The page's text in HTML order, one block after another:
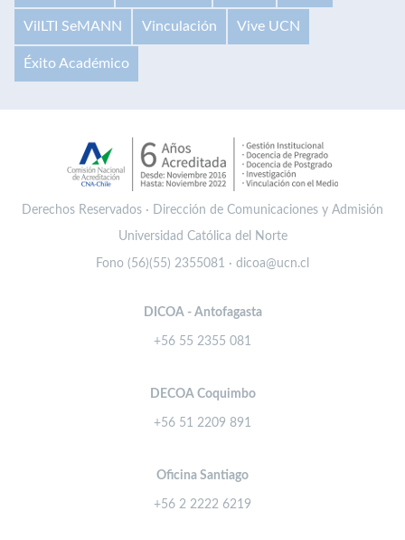
VilLTI SeMANN Vinculación Vive UCN
Éxito Académico
Derechos Reservados · Dirección de Comunicaciones y Admisión
Universidad Católica del Norte
Fono (56)(55) 2355081 · dicoa@ucn.cl
DICOA - Antofagasta
+56 55 2355 081
DECOA Coquimbo
+56 51 2209 891
Oficina Santiago
+56 2 2222 6219